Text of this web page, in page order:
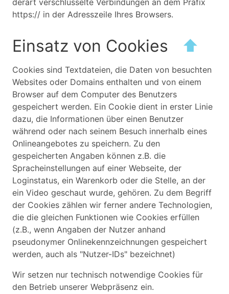
https:// in der Adresszeile Ihres Browsers.
Einsatz von Cookies ⬆
Cookies sind Textdateien, die Daten von besuchten
Websites oder Domains enthalten und von einem
Browser auf dem Computer des Benutzers
gespeichert werden. Ein Cookie dient in erster Linie
dazu, die Informationen über einen Benutzer
während oder nach seinem Besuch innerhalb eines
Onlineangebotes zu speichern. Zu den
gespeicherten Angaben können z.B. die
Spracheinstellungen auf einer Webseite, der
Loginstatus, ein Warenkorb oder die Stelle, an der
ein Video geschaut wurde, gehören. Zu dem Begriff
der Cookies zählen wir ferner andere Technologien,
die die gleichen Funktionen wie Cookies erfüllen
(z.B., wenn Angaben der Nutzer anhand
pseudonymer Onlinekennzeichnungen gespeichert
werden, auch als "Nutzer-IDs" bezeichnet)
Wir setzen nur technisch notwendige Cookies für
den Betrieb unserer Webpräsenz ein.